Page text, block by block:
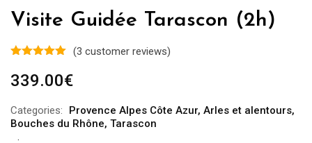
Visite Guidée Tarascon (2h)
(3 customer reviews)
339.00€
Categories: Provence Alpes Côte Azur, Arles et alentours,
Bouches du Rhône, Tarascon